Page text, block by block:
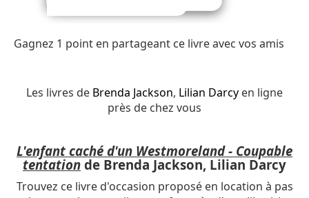
Gagnez 1 point en partageant ce livre avec vos amis
Les livres de Brenda Jackson, Lilian Darcy en ligne
près de chez vous
L'enfant caché d'un Westmoreland - Coupable
tentation de Brenda Jackson, Lilian Darcy
Trouvez ce livre d'occasion proposé en location à pas